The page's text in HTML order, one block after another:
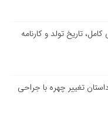
تاریخ تولد و کارنامه
تغییر چهره با جراحی